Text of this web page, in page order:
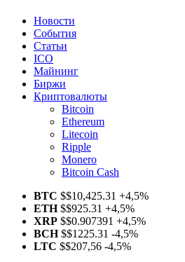
Новости
События
Статьи
ICO
Майнинг
Биржи
Криптовалюты
Bitcoin
Ethereum
Litecoin
Ripple
Monero
Bitcoin Cash
BTC $$10,425.31 +4,5%
ETH$$925.31 +4,5%
XRP $$0.907391 +4,5%
BCH$$1225.31 -4,5%
LTC $$207,56 -4,5%